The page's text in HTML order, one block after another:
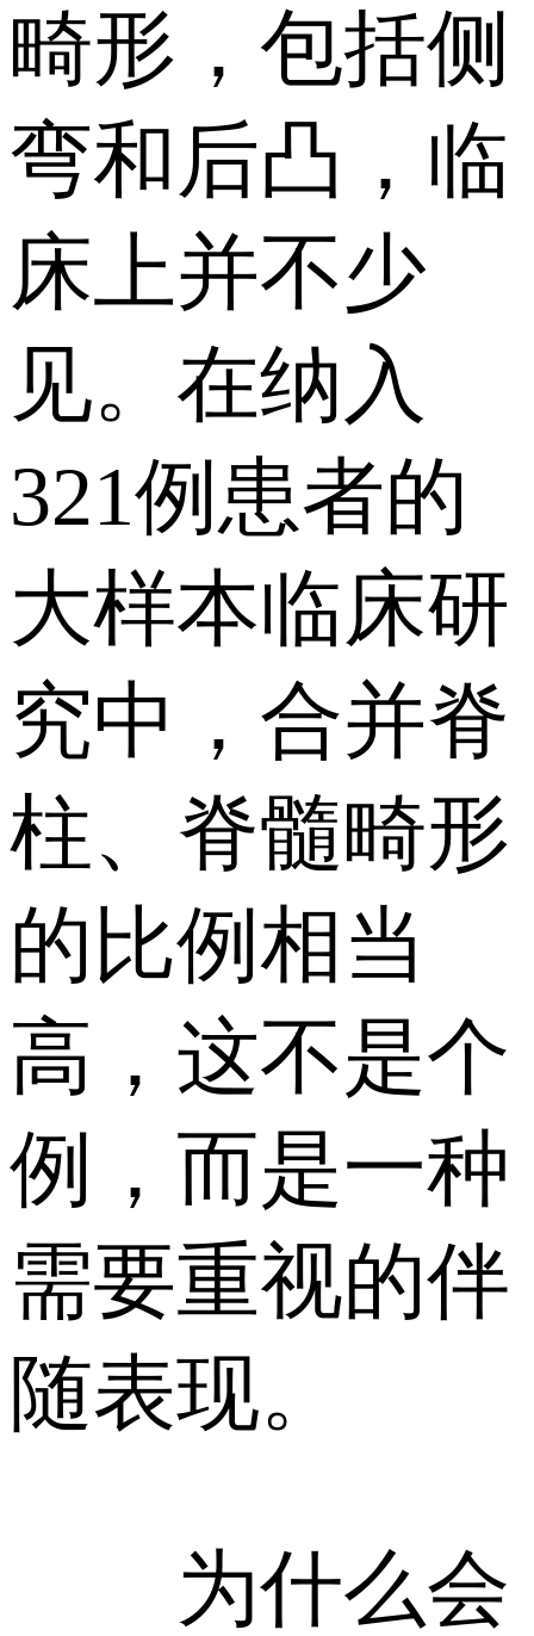
畸形，包括侧
弯和后凸，临
床上并不少
见。在纳入
321例患者的
大样本临床研
究中，合并脊
柱、脊髓畸形
的比例相当
高，这不是个
例，而是一种
需要重视的伴
随表现。
为什么会